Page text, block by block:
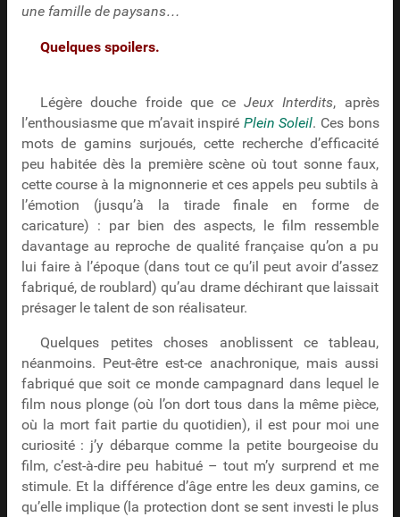
une famille de paysans…
Quelques spoilers.
Légère douche froide que ceJeux Interdits, après
l’enthousiasme que m’avait inspiré Plein Soleil. Ces bons
mots de gamins surjoués, cette recherche d’efficacité
peu habitée dès la première scène où tout sonne faux,
cette course à la mignonnerie et ces appels peu subtils à
l’émotion (jusqu’à la tirade finale en forme de
caricature) : par bien des aspects, le film ressemble
davantage au reproche de qualité française qu’on a pu
lui faire à l’époque (dans tout ce qu’il peut avoir d’assez
fabriqué, de roublard) qu’au drame déchirant que laissait
présager le talent de son réalisateur.
Quelques petites choses anoblissent ce tableau,
néanmoins. Peut-être est-ce anachronique, mais aussi
fabriqué que soit ce monde campagnard dans lequel le
film nous plonge (où l’on dort tous dans la même pièce,
où la mort fait partie du quotidien), il est pour moi une
curiosité : j’y débarque comme la petite bourgeoise du
film, c’est-à-dire peu habitué – tout m’y surprend et me
stimule. Et la différence d’âge entre les deux gamins, ce
qu’elle implique (la protection dont se sent investi le plus